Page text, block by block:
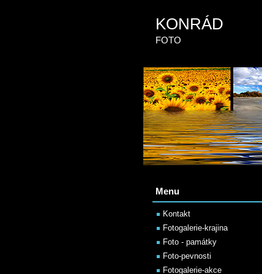
KONRÁD
FOTO
Menu
Kontakt
Fotogalerie-krajina
Foto - památky
Foto-pevnosti
Fotogalerie-akce